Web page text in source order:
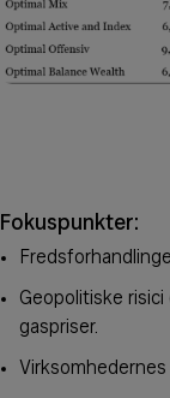
Fokuspunkter:
Geopolitiske
gaspriser.